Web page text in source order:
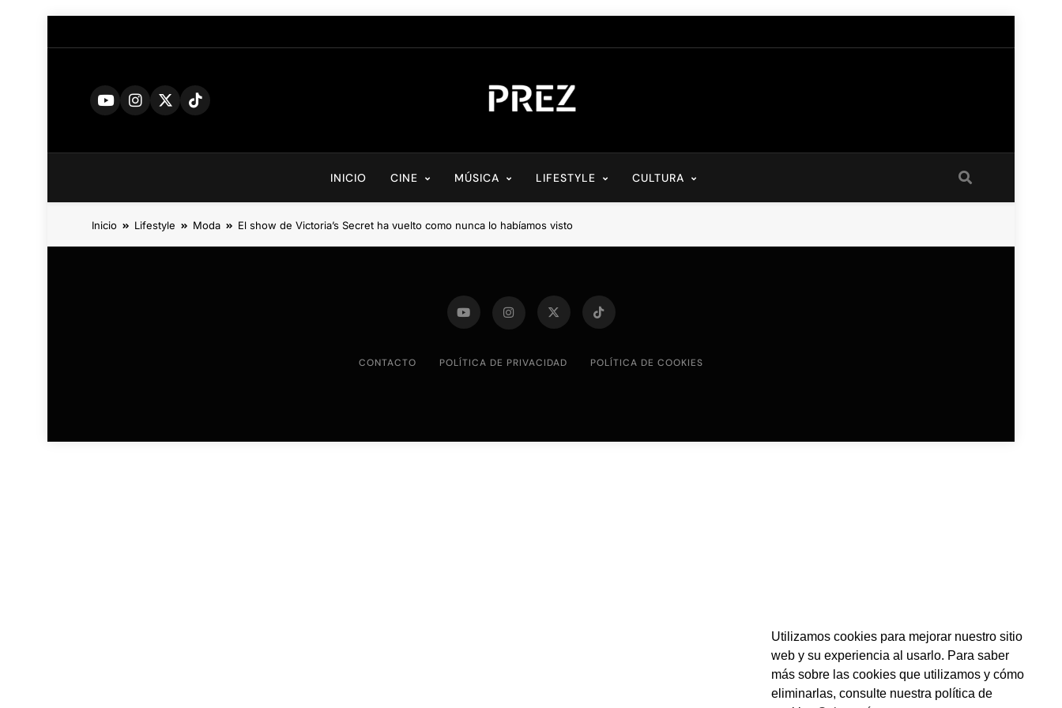
PREZ MAGAZINE
INICIO CINE MÚSICA LIFESTYLE CULTURA
Inicio Lifestyle Moda El show de Victoria’s Secret ha vuelto como nunca lo habíamos visto
CONTACTO POLÍTICA DE PRIVACIDAD POLÍTICA DE COOKIES
Utilizamos cookies para mejorar nuestro sitio
web y su experiencia al usarlo. Para saber
más sobre las cookies que utilizamos y cómo
eliminarlas, consulte nuestra política de